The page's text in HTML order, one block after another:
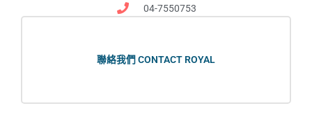
04-7550753
聯絡我們 CONTACT ROYAL